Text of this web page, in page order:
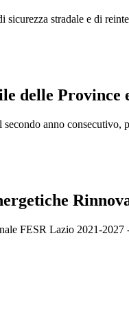
stradale e di
delle
anno
FESR Lazio 2021-